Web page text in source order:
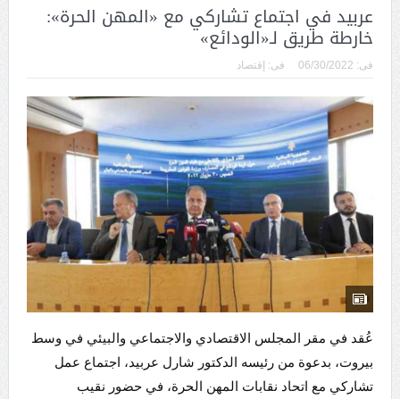
عربيد في اجتماع تشاركي مع «المهن الحرة»:
خارطة طريق لـ«الودائع»
فى: 06/30/2022 فى: إقتصاد
عُقد في مقر المجلس الاقتصادي والاجتماعي والبيئي في وسط
بيروت، بدعوة من رئيسه الدكتور شارل عربيد، اجتماع عمل
تشاركي مع اتحاد نقابات المهن الحرة، في حضور نقيب